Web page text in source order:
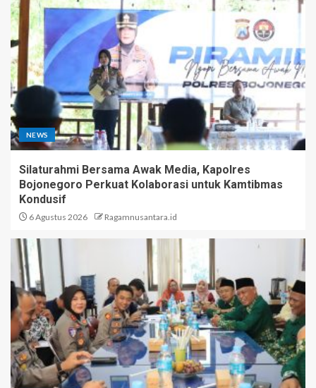
NEWS
Silaturahmi Bersama Awak Media, Kapolres
Bojonegoro Perkuat Kolaborasi untuk Kamtibmas
Kondusif
6 Agustus 2026 Ragamnusantara.id